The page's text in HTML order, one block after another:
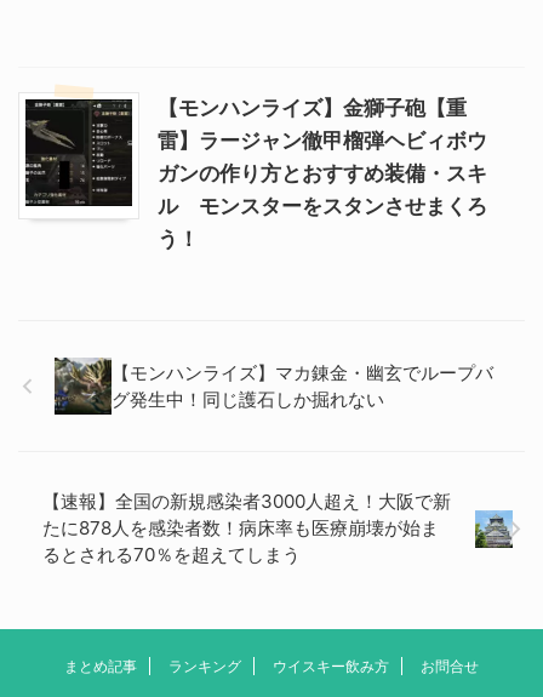
【モンハンライズ】金獅子砲【重
雷】ラージャン徹甲榴弾ヘビィボウ
ガンの作り方とおすすめ装備・スキ
ル モンスターをスタンさせまくろ
う！
【モンハンライズ】マカ錬金・幽玄でループバ
グ発生中！同じ護石しか掘れない
【速報】全国の新規感染者3000人超え！大阪で新
たに878人を感染者数！病床率も医療崩壊が始ま
るとされる70％を超えてしまう
まとめ記事 ランキング ウイスキー飲み方 お問合せ